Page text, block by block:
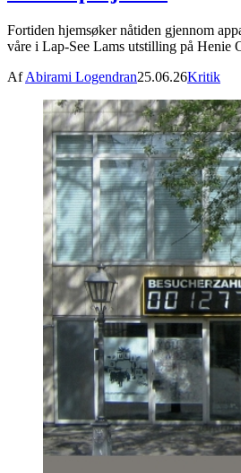
Fortiden hjemsøker nåtiden gjennom
våre i Lap-See Lams utstilling på Henie
AfAbirami Logendran25.06.26Kritik